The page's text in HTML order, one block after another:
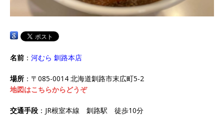
名前 ： 河むら 釧路本店
場所 ：〒085-0014 北海道釧路市末広町5-2
地図はこちらからどうぞ
交通手段 ：JR根室本線 釧路駅 徒歩10分